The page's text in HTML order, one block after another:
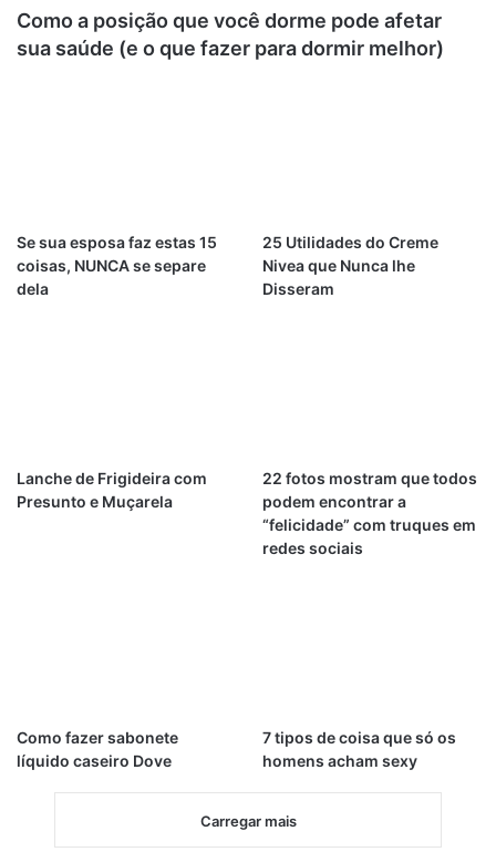
Como a posição que você dorme pode afetar
sua saúde (e o que fazer para dormir melhor)
Se sua esposa faz estas 15
coisas, NUNCA se separe
dela
25 Utilidades do Creme
Nivea que Nunca lhe
Disseram
Lanche de Frigideira com
Presunto e Muçarela
22 fotos mostram que todos
podem encontrar a
“felicidade” com truques em
redes sociais
Como fazer sabonete
líquido caseiro Dove
7 tipos de coisa que só os
homens acham sexy
Carregar mais